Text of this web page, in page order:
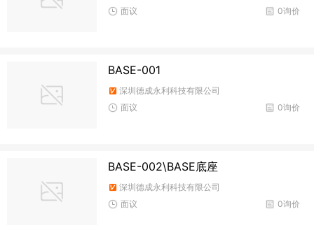
0询价
面议
BASE-001
深圳德成永利科技有限公司
0询价
面议
BASE-002\BASE底座
深圳德成永利科技有限公司
0询价
面议